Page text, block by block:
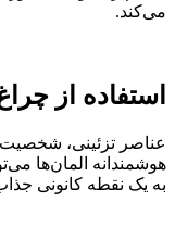
می‌کند.
استفاده از
عناصر تزئینی،
هوشمندانه المان‌ها
به یک نقطه کانونی